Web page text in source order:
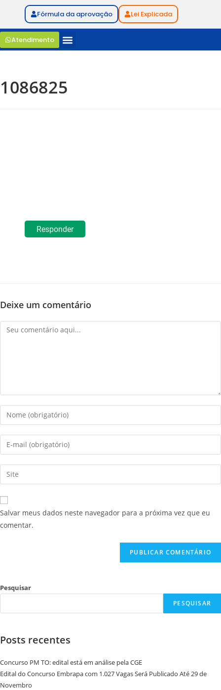
Fórmula da aprovação Lei Explicada
Atendimento
1086825
Responder
Deixe um comentário
Salvar meus dados neste navegador para a próxima vez que eu
comentar.
Pesquisar
PESQUISAR
Posts recentes
Concurso PM TO: edital está em análise pela CGE
Edital do Concurso Embrapa com 1.027 Vagas Será Publicado Até 29 de
Novembro